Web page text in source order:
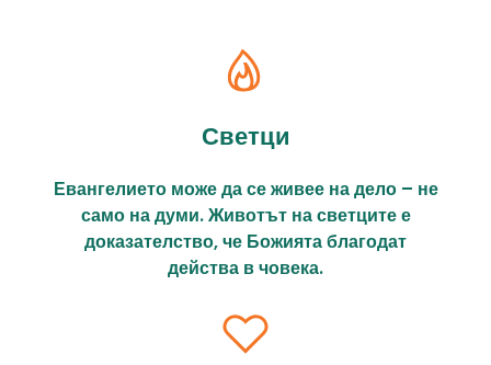
Светци
Евангелието може да се живее на дело – не
само на думи. Животът на светците е
доказателство, че Божията благодат
действа в човека.